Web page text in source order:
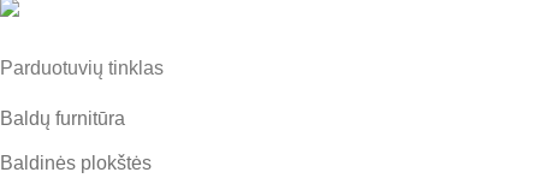
Parduotuvių tinklas
Baldų furnitūra
Baldinės plokštės